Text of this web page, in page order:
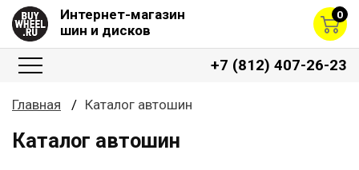
Интернет-магазин
шин и дисков
0
+7 (812) 407-26-23
Главная Каталог автошин
Каталог автошин